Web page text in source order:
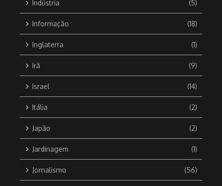
Indústria (5)
Informação (18)
Inglaterra (1)
Irã (9)
Israel (14)
Itália (2)
Japão (2)
Jardinagem (1)
Jornalismo (56)